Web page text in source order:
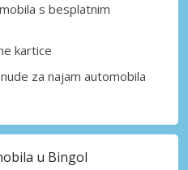
s besplatnim
kartice
za najam automobila
u Bingol